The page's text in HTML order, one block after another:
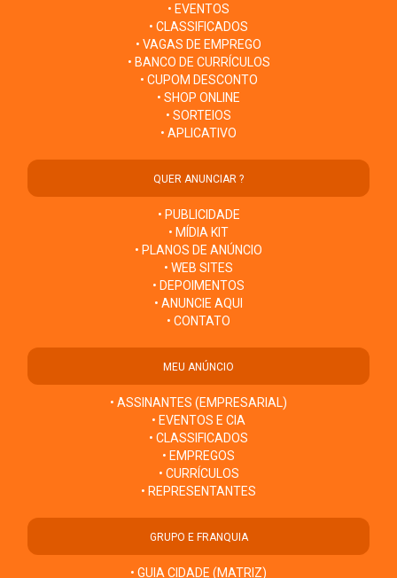
• EVENTOS
• CLASSIFICADOS
• VAGAS DE EMPREGO
• BANCO DE CURRÍCULOS
• CUPOM DESCONTO
• SHOP ONLINE
• SORTEIOS
• APLICATIVO
QUER ANUNCIAR ?
• PUBLICIDADE
• MÍDIA KIT
• PLANOS DE ANÚNCIO
• WEB SITES
• DEPOIMENTOS
• ANUNCIE AQUI
• CONTATO
MEU ANÚNCIO
• ASSINANTES (EMPRESARIAL)
• EVENTOS E CIA
• CLASSIFICADOS
• EMPREGOS
• CURRÍCULOS
• REPRESENTANTES
GRUPO E FRANQUIA
• GUIA CIDADE (MATRIZ)